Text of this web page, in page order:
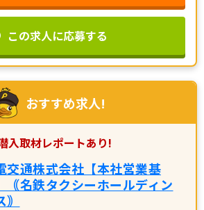
この求人に応募する
おすすめ求人!
入取材レポートあり!
交通株式会社【本社営業基
｟名鉄タクシーホールディン